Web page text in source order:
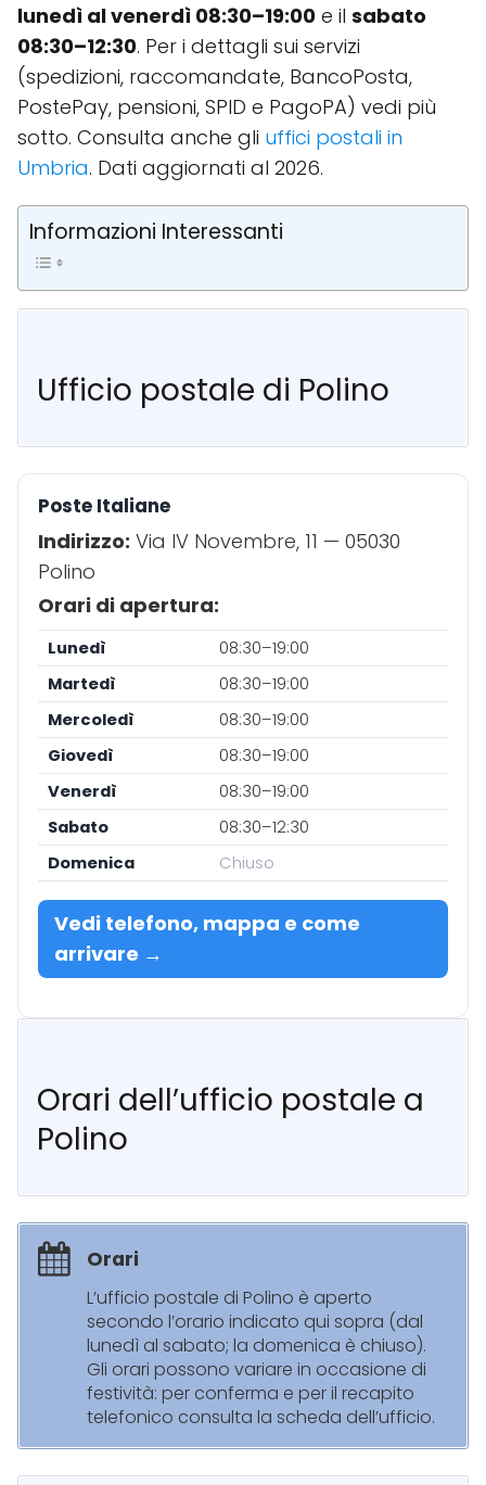
lunedì al venerdì 08:30–19:00 e il sabato
08:30–12:30. Per i dettagli sui servizi
(spedizioni, raccomandate, BancoPosta,
PostePay, pensioni, SPID e PagoPA) vedi più
sotto. Consulta anche gli uffici postali in
Umbria. Dati aggiornati al 2026.
Informazioni Interessanti
Ufficio postale di Polino
Poste Italiane
Indirizzo: Via IV Novembre, 11 — 05030
Polino
Orari di apertura:
Lunedì
08:30–19:00
Martedì
08:30–19:00
Mercoledì
08:30–19:00
Giovedì
08:30–19:00
Venerdì
08:30–19:00
Sabato
08:30–12:30
Domenica
Chiuso
Vedi telefono, mappa e come
arrivare →
Orari dell’ufficio postale a
Polino
Orari
L’ufficio postale di Polino è aperto
secondo l’orario indicato qui sopra (dal
lunedì al sabato; la domenica è chiuso).
Gli orari possono variare in occasione di
festività: per conferma e per il recapito
telefonico consulta la scheda dell’ufficio.